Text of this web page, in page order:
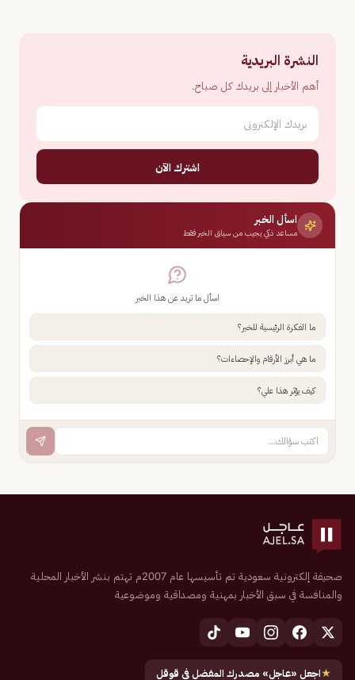
النشرة البريدية
أهم الأخبار إلى بريدك كل صباح.
اشترك الآن
اسأل الخبر
مساعد ذكي يجيب من سياق الخبر فقط
اسأل ما تريد عن هذا الخبر
ما الفكرة الرئيسية للخبر؟
ما هي أبرز الأرقام والإحصاءات؟
كيف يؤثر هذا علي؟
صحيفة إلكترونية سعودية تم تأسيسها عام 2007م تهتم بنشر الأخبار المحلية
والمنافسة في سبق الأخبار بمهنية ومصداقية وموضوعية
★اجعل «عاجل» مصدرك المفضل في قوقل